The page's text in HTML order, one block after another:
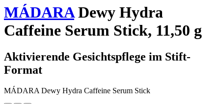
MÁDARADewy Hydra
Caffeine Serum Stick, 11,50 g
Aktivierende Gesichtspflege im Stift-
Format
MÁDARA Dewy Hydra Caffeine Serum Stick